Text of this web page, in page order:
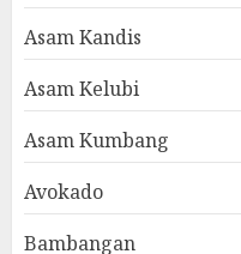
Asam Kandis
Asam Kelubi
Asam Kumbang
Avokado
Bambangan